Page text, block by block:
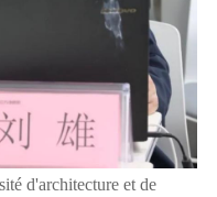
d'architecture et de